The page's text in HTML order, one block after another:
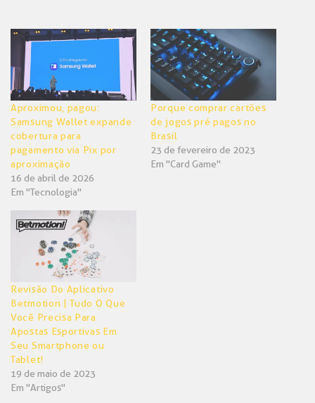
em
nova
em
nova
Aproximou, pagou:
Samsung Wallet expande
cobertura para
pagamento via Pix por
aproximação
16 de abril de 2026
Em "Tecnologia"
Porque comprar cartões
de jogos pré pagos no
Brasil
23 de fevereiro de 2023
Em "Card Game"
Revisão Do Aplicativo
Betmotion | Tudo O Que
Você Precisa Para
Apostas Esportivas Em
Seu Smartphone ou
Tablet!
19 de maio de 2023
Em "Artigos"